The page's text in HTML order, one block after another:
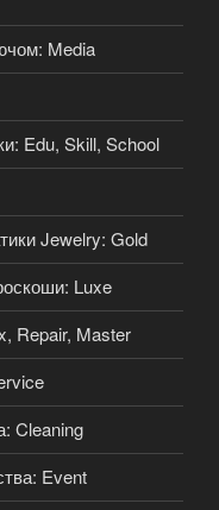
Media
Edu, Skill, School
Jewelry: Gold
Luxe
Repair, Master
Cleaning
Event